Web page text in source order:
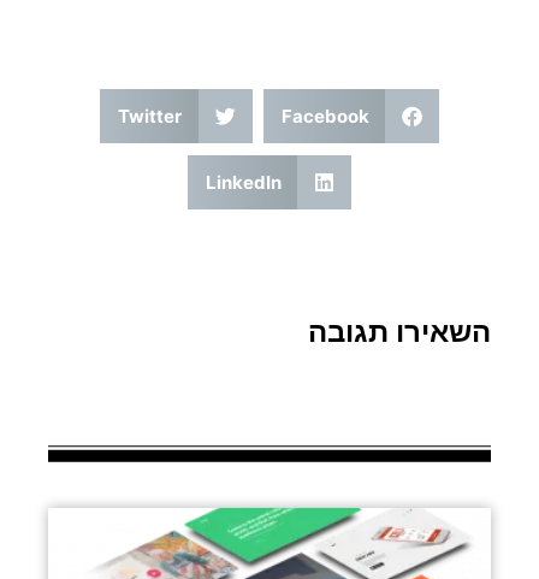
Facebook
Twitter
LinkedIn
השאירו תגובה